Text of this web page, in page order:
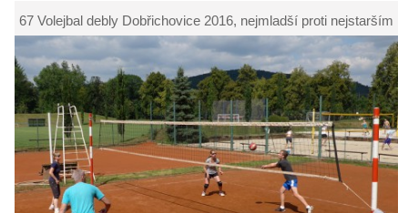
67 Volejbal debly Dobřichovice 2016, nejmladší proti nejstarším